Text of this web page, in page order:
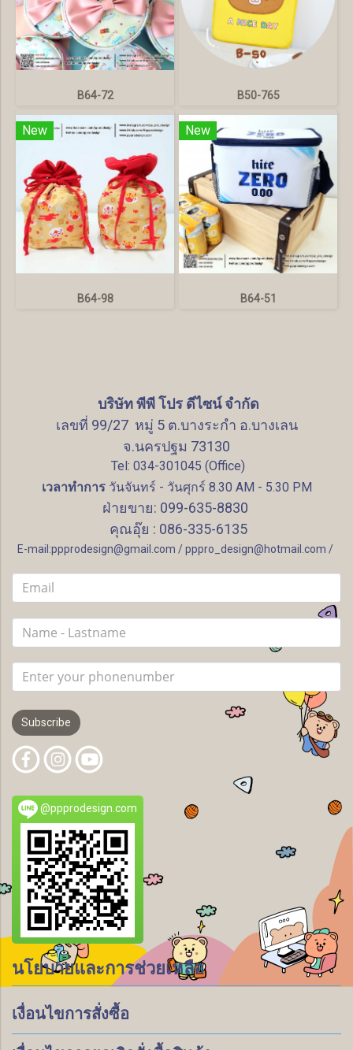
B64-72 B50-765
New
B64-98
New
B64-51
บริษัท พีพี โปร ดีไซน์ จำกัด
เลขที่ 99/27 หมู่ 5 ต.บางระกำ อ.บางเลน
จ.นครปฐม 73130
Tel: 034-301045 (Office)
เวลาทำการวันจันทร์ - วันศุกร์ 8.30 AM - 5.30 PM
ฝ่ายขาย: 099-635-8830
คุณอุ๊ย : 086-335-6135
E-mail:ppprodesign@gmail.com / pppro_design@hotmail.com /
Subscribe
@ppprodesign.com
นโยบายและการช่วยเหลือ
เงื่อนไขการสั่งซื้อ